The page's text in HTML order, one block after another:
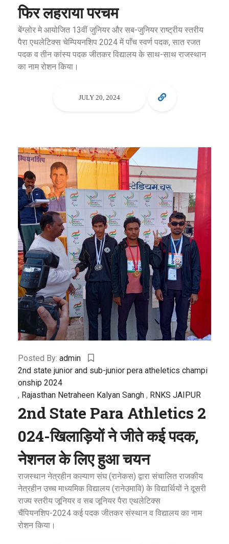
फिर लहराया परचम
बेंग्लोर मे आयोजित 13वीं जुनियर और सब-जुनियर राष्ट्रीय स्तरीय
पैरा एथलेटिक्स चेम्पियनशिप 2024 में पाँच स्वर्ण पदक, सात रजत
पदक व तीन कांस्य पदक जीतकर विद्यालय के साथ-साथ राजस्थान
का नाम रोशन किया।
JULY 20, 2024
Posted By: admin
2nd state junior and sub-junior pera atheletics champi
onship 2024
, Rajasthan Netraheen Kalyan Sangh , RNKS JAIPUR
2nd State Para Athletics 2
024-खिलाड़ियों ने जीते कई पदक,
नेशनल के लिए हुआ चयन
राजस्थान नेत्रहीन कल्याण संघ (रानेकस) द्वारा संचालित राजकीय
नेत्रहीन उच्च माध्यमिक विद्यालय (रानेउमावि) के विद्यार्थियों ने दूसरी
राज्य स्तरीय जूनियर व सब जूनियर पैरा एथलेटिक्स
चैंपियनशिप-2024 कई पदक जीतकर संस्थान व विद्यालय का नाम
रोशन किया।